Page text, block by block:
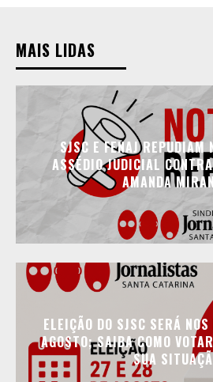
MAIS LIDAS
SJSC E FENAJ REPUDIAM
ASSÉDIO JUDICIAL
AMANDA
ELEIÇÃO DO SJSC SERÁ
AGOSTO; SAIBA COMO
SUA